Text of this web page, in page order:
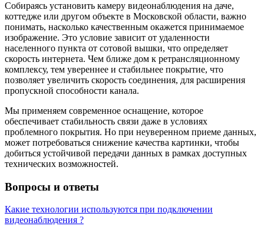
Собираясь установить камеру видеонаблюдения на даче,
коттедже или другом объекте в Московской области, важно
понимать, насколько качественным окажется принимаемое
изображение. Это условие зависит от удаленности
населенного пункта от сотовой вышки, что определяет
скорость интернета. Чем ближе дом к ретрансляционному
комплексу, тем увереннее и стабильнее покрытие, что
позволяет увеличить скорость соединения, для расширения
пропускной способности канала.
Мы применяем современное оснащение, которое
обеспечивает стабильность связи даже в условиях
проблемного покрытия. Но при неуверенном приеме данных,
может потребоваться снижение качества картинки, чтобы
добиться устойчивой передачи данных в рамках доступных
технических возможностей.
Вопросы и ответы
Какие технологии используются при подключении
видеонаблюдения ?